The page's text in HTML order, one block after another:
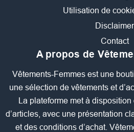
Utilisation de
Disclaimer
Contact
A propos de
Vêtements-Femmes est une
une sélection de vêtements et
La plateforme met à
d’articles, avec une présentation
et des conditions d’achat.